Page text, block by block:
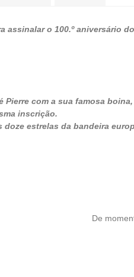
assinalar o 100.º aniversário
com a sua famosa
inscrição.
doze estrelas da bandeira
De